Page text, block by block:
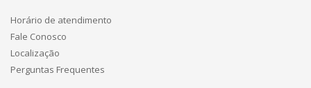
Horário de atendimento
Fale Conosco
Localização
Perguntas Frequentes